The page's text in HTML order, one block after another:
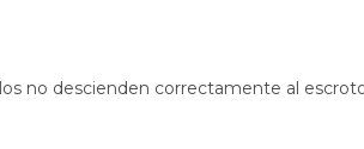
no descienden correctamente al